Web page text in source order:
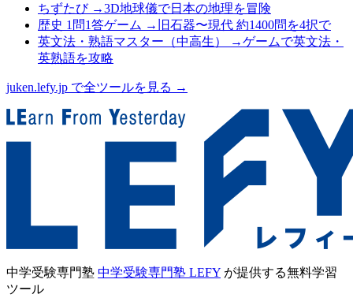
ちずたび→3D地球儀で日本の地理を冒険
歴史 1問1答ゲーム → 旧石器〜現代 約1400問を4択で
英文法・熟語マスター（中高生）
→ゲームで英文法・
英熟語を攻略
juken.lefy.jp で全ツールを見る →
中学受験専門塾 中学受験専門塾 LEFY が提供する無料学習
ツール